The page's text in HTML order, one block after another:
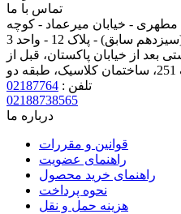
تماس با ما
مطهری - خیابان میرعماد - کوچه
سابق) - پلاک 12 - واحد 3
بعد از خیابان پاکستان، قبل از
تلفن : 02187764
02188738565
درباره ما
قوانین و مقررات
راهنمای عضویت
راهنمای خرید محصول
نحوه پرداخت
هزینه حمل و نقل